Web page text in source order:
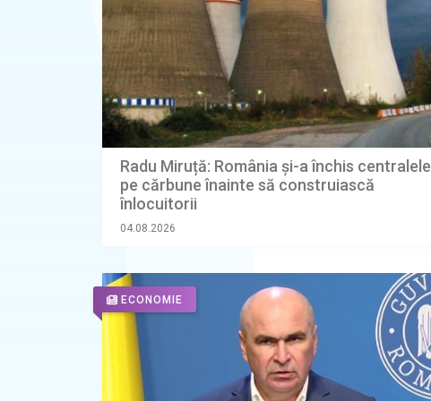
Radu Miruță: România și-a închis centralele
pe cărbune înainte să construiască
înlocuitorii
04.08.2026
ECONOMIE